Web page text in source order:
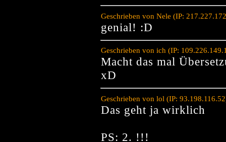
Geschrieben von Nele (IP:
genial! :D
Geschrieben von ich (IP:
Macht das mal
xD
Geschrieben von lol (IP:
Das geht ja wirklich
PS: 2. !!!